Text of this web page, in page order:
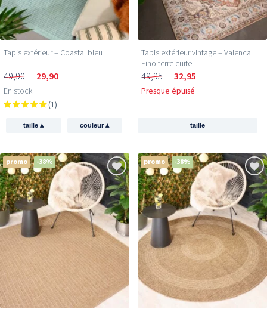
Tapis extérieur – Coastal bleu
49,90 29,90
En stock
(1)
taille▴ couleur▴
Tapis extérieur vintage – Valenca
Fino terre cuite
49,95 32,95
Presque épuisé
taille
promo -38% promo -38%